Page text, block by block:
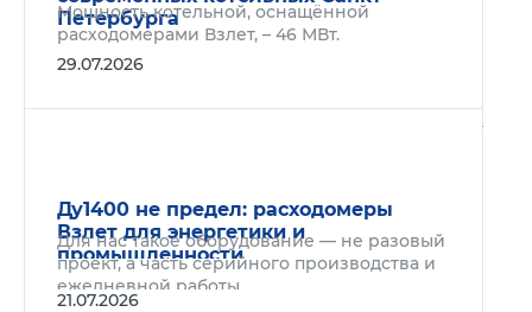
Петербурга
Мощность котельной, оснащённой
расходомерами Взлет, – 46 МВт.
29.07.2026
Ду1400 не предел: расходомеры
Взлет для энергетики и
промышленности
Для нас такое оборудование — не разовый
проект, а часть серийного производства и
ежедневной работы.
21.07.2026